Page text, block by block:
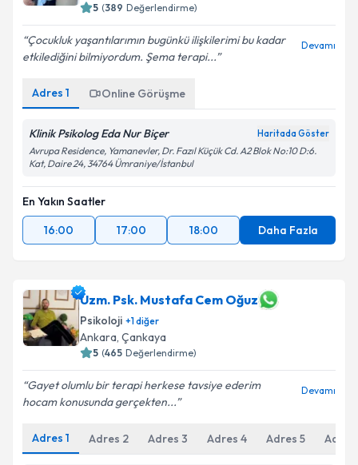
5 (389 Değerlendirme)
Çocukluk yaşantılarımın bugünkü ilişkilerimi bu kadar
etkilediğini bilmiyordum. Şema terapi...
Devamı
Adres 1 Online Görüşme
Klinik Psikolog Eda Nur Biçer Haritada Göster
Avrupa Residence, Yamanevler, Dr. Fazıl Küçük Cd. A2 Blok No:10 D:6.
Kat, Daire 24, 34764 Ümraniye/İstanbul
En Yakın Saatler
16:00
17:00 18:00 Daha Fazla
Uzm. Psk. Mustafa Cem Oğuz
Psikoloji +1diğer
Ankara, Çankaya
5 (465 Değerlendirme)
Gayet olumlu bir terapi herkese tavsiye ederim
hocam konusunda gerçekten...
Devamı
Adres 1 Adres 2 Adres 3 Adres 4 Adres 5 Adres